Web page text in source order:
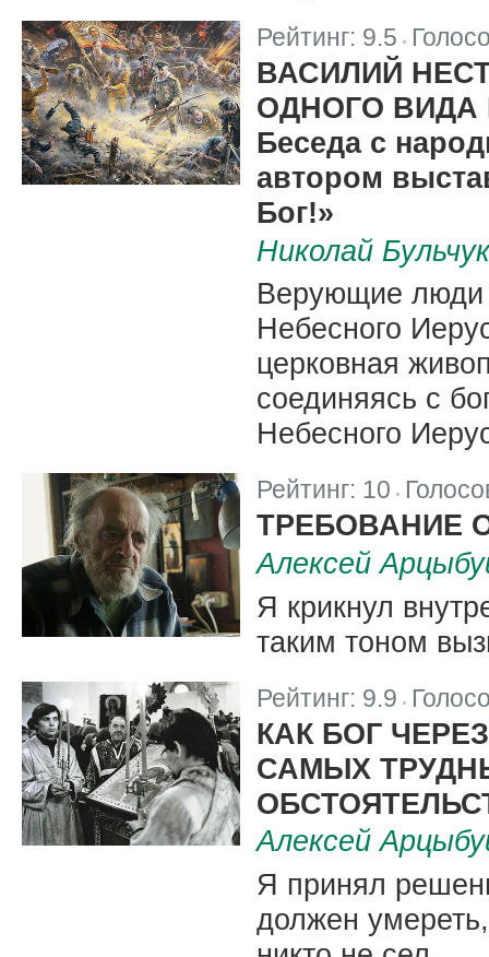
Рейтинг: 9.5
ВАСИЛИЙ
ОДНОГО ВИДА
Беседа с
автором
Бог!»
Николай Бульчук
Верующие люди
Небесного
церковная
соединяясь с
Небесного
Рейтинг: 10
ТРЕБОВАНИЕ
Алексей
Я крикнул
таким тоном
Рейтинг: 9.9 |
КАК БОГ
САМЫХ
Алексей
Я принял
должен